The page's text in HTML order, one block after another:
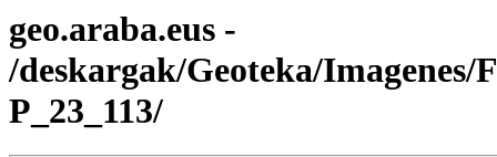
geo.araba.eus -
/deskargak/Geoteka/Imagenes/
P_23_113/